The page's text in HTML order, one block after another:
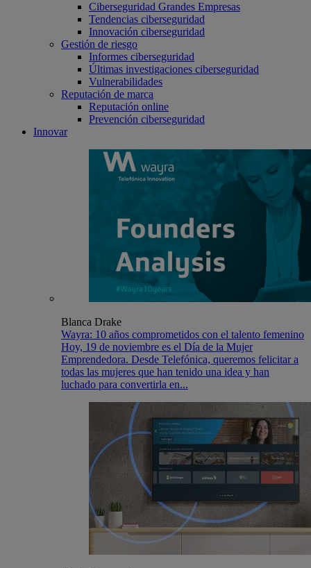
Ciberseguridad Grandes Empresas
Tendencias ciberseguridad
Innovación ciberseguridad
Gestión de riesgo
Informes ciberseguridad
Últimas investigaciones ciberseguridad
Vulnerabilidades
Reputación de marca
Reputación online
Prevención ciberseguridad
Innovar
Blanca Drake
Wayra: 10 años comprometidos con el talento femenino
Hoy, 19 de noviembre es el Día de la Mujer
Emprendedora. Desde Telefónica, queremos felicitar a
todas las mujeres que han tenido una idea y han
luchado para convertirla en...